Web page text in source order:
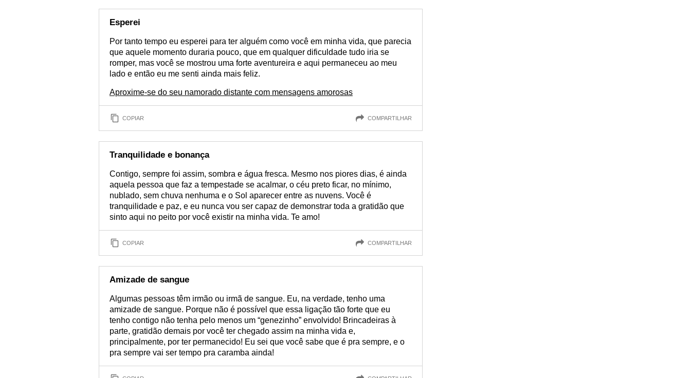
Esperei
Por tanto tempo eu esperei para ter alguém como você em minha vida, que parecia
que aquele momento duraria pouco, que em qualquer dificuldade tudo iria se
romper, mas você se mostrou uma forte aventureira e aqui permaneceu ao meu
lado e então eu me senti ainda mais feliz.
Aproxime-se do seu namorado distante com mensagens amorosas
COPIAR COMPARTILHAR
Tranquilidade e bonança
Contigo, sempre foi assim, sombra e água fresca. Mesmo nos piores dias, é ainda
aquela pessoa que faz a tempestade se acalmar, o céu preto ficar, no mínimo,
nublado, sem chuva nenhuma e o Sol aparecer entre as nuvens. Você é
tranquilidade e paz, e eu nunca vou ser capaz de demonstrar toda a gratidão que
sinto aqui no peito por você existir na minha vida. Te amo!
COPIAR COMPARTILHAR
Amizade de sangue
Algumas pessoas têm irmão ou irmã de sangue. Eu, na verdade, tenho uma
amizade de sangue. Porque não é possível que essa ligação tão forte que eu
tenho contigo não tenha pelo menos um “genezinho” envolvido! Brincadeiras à
parte, gratidão demais por você ter chegado assim na minha vida e,
principalmente, por ter permanecido! Eu sei que você sabe que é pra sempre, e o
pra sempre vai ser tempo pra caramba ainda!